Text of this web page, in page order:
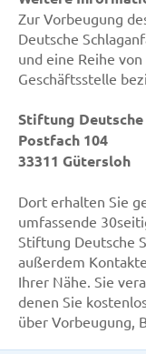
Zur Vorbeugung
Deutsche
und eine Reihe
Geschäftsstelle
Stiftung
Postfach 104
33311 Gütersloh
Dort erhalten Sie
umfassende
Stiftung Deutsche
außerdem
Ihrer Nähe. Sie
denen Sie
über Vorbeugung,